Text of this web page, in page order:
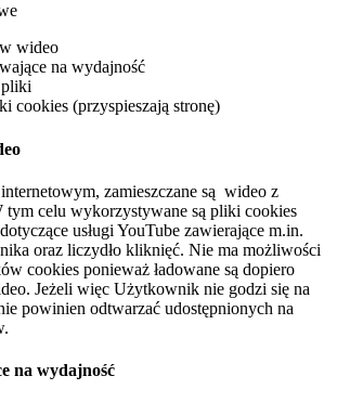
wideo
na wydajność
pliki
cookies (przyspieszają stronę)
zamieszczane są wideo z
tym celu wykorzystywane są pliki cookies
usługi YouTube zawierające m.in.
oraz liczydło kliknięć. Nie ma możliwości
cookies ponieważ ładowane są dopiero
Jeżeli więc Użytkownik nie godzi się na
powinien odtwarzać udostępnionych na
na wydajność